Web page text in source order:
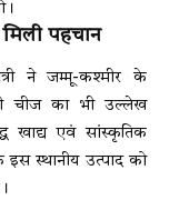
पहचान
ने जम्मू-कश्मीर के
चीज का भी उल्लेख
खाद्य एवं सांस्कृतिक
इस स्थानीय उत्पाद को